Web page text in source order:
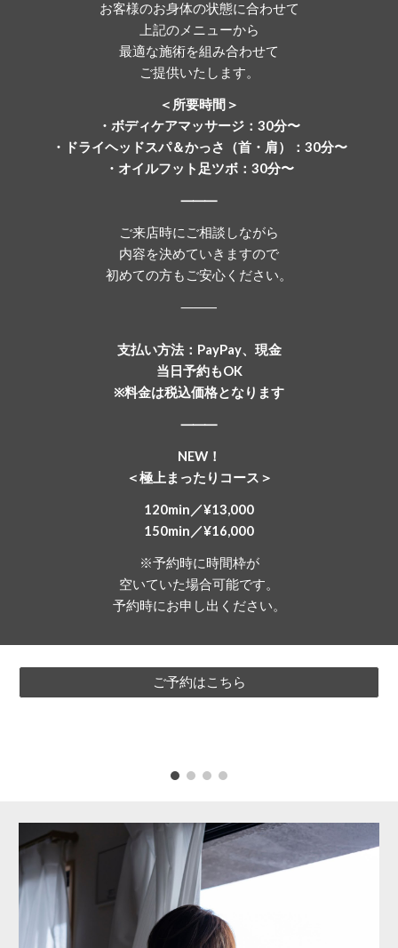
お客様のお身体の状態に合わせて
上記のメニューから
最適な施術を組み合わせて
ご提供いたします。
＜所要時間＞
・ボディケアマッサージ：30分〜
・ドライヘッドスパ＆かっさ（首・肩）：30分〜
・オイルフット足ツボ：30分〜
⸻
ご来店時にご相談しながら
内容を決めていきますので
初めての方もご安心ください。
⸻
支払い方法：PayPay、現金
当日予約もOK
※料金は税込価格となります
⸻
NEW！
＜極上まったりコース＞
120min／¥13,000
150min／¥16,000
※予約時に時間枠が
空いていた場合可能です。
予約時にお申し出ください。
ご予約はこちら